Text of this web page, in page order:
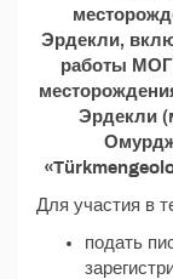
Эрдекли,
работы
Эрдекли
Для участия в
подать